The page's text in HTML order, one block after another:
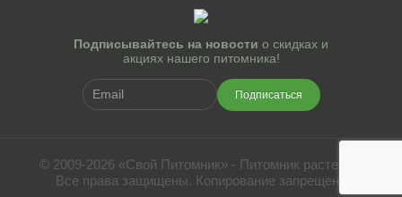
Подписывайтесь на новости о скидках и
акциях нашего питомника!
Подписаться
© 2009-2026 «Свой Питомник» - Питомник растений.
Все права защищены. Копирование запрещено